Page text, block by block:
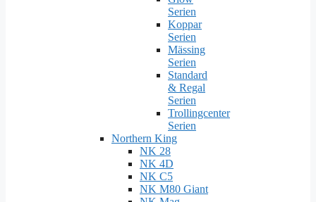
Serien
Koppar
Serien
Mässing
Serien
Standard
& Regal
Serien
Trollingcenter
Serien
Northern King
NK 28
NK 4D
NK C5
NK M80 Giant